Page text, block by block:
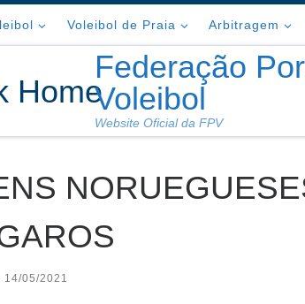
Voleibol de Praia Arbitragem
Federação
Voleibol
Website Oficial da FPV
14/05/2021